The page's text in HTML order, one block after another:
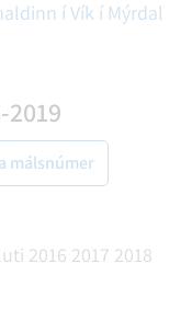
í Vík í Mýrdal
málsnúmer
2016 2017 2018